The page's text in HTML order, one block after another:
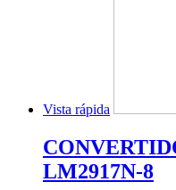
Vista rápida
LM2917N-8